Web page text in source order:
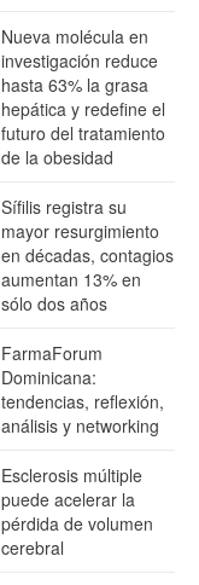
Nueva molécula en
investigación reduce
hasta 63% la grasa
hepática y redefine el
futuro del tratamiento
de la obesidad
Sífilis registra su
mayor resurgimiento
en décadas, contagios
aumentan 13% en
sólo dos años
FarmaForum
Dominicana:
tendencias, reflexión,
análisis y networking
Esclerosis múltiple
puede acelerar la
pérdida de volumen
cerebral